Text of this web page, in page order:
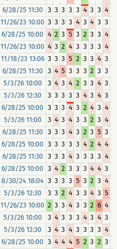
6/28/25 11:30 3 3 3 3 3 4 3 3 4
11/26/23 10:00 3 3 3 3 4 3 4 3 3
6/28/25 10:00 4 2 3 5 3 2 3 3 4
11/26/23 10:00 4 3 2 4 3 3 3 3 4
11/18/23 13:06 3 3 3 5 2 3 3 4 3
6/28/25 11:30 3 4 5 3 3 3 2 3 3
5/3/26 10:00 3 4 3 4 2 3 3 4 3
5/3/26 12:30 3 3 3 3 3 4 3 4 3
6/28/25 10:00 3 3 3 4 3 2 4 3 4
5/3/26 11:00 3 4 3 4 3 3 2 3 4
6/28/25 11:30 3 3 3 4 3 2 3 5 3
6/28/25 10:00 3 3 3 3 3 4 2 4 4
6/28/25 11:30 3 3 3 4 3 3 3 3 4
6/28/25 10:00 3 4 2 3 3 3 4 4 3
8/30/24 18:04 3 3 3 3 5 3 2 3 4
5/3/26 12:30 3 3 2 4 3 3 4 3 5
11/26/23 10:00 2 3 3 4 3 3 2 6 4
5/3/26 10:00 3 4 3 3 3 4 3 4 3
5/3/26 12:30 3 4 3 4 3 3 3 3 4
6/28/25 10:00 3 4 4 4 5 2 3 2 3